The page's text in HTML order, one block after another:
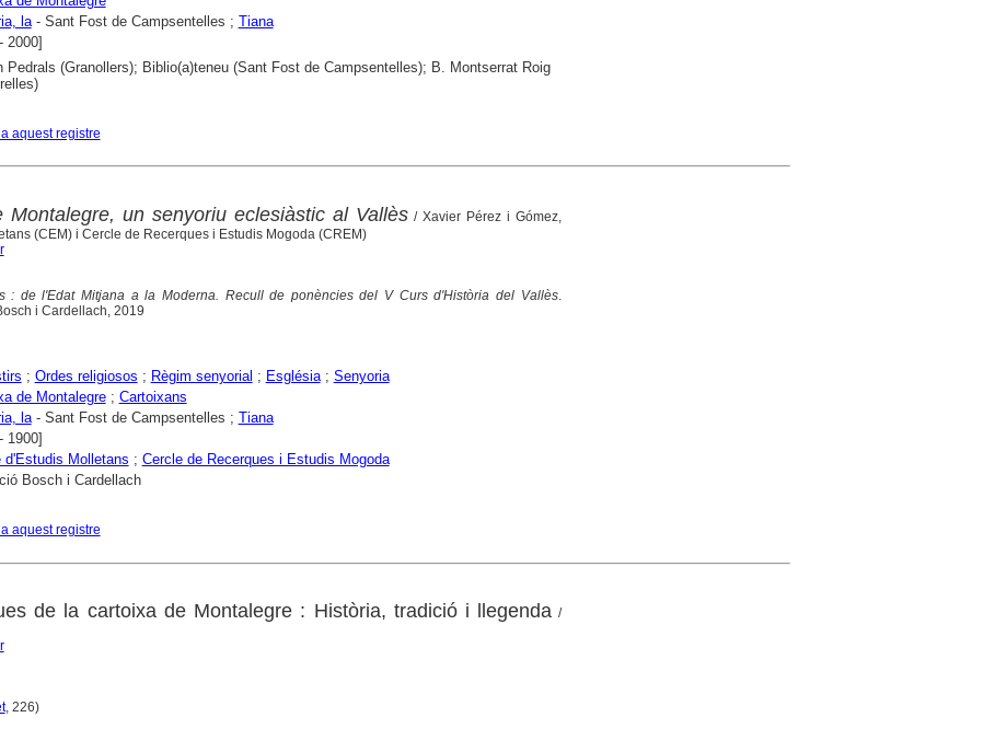
la- Sant Fost de Campsentelles ; Tiana
2000]
Pedrals (Granollers); Biblio(a)teneu (Sant Fost de Campsentelles); B. Montserrat Roig
aquest registre
Montalegre, un senyoriu eclesiàstic al Vallès/ Xavier Pérez i Gómez,
(CEM) i Cercle de Recerques i Estudis Mogoda (CREM)
: de l'Edat Mitjana a la Moderna. Recull de ponències del V Curs d'Història del Vallès.
i Cardellach, 2019
; Ordes religiosos ; Règim senyorial ; Església; Senyoria
de Montalegre; Cartoixans
la- Sant Fost de Campsentelles ; Tiana
1900]
d'Estudis Molletans ; Cercle de Recerques i Estudis Mogoda
Bosch i Cardellach
aquest registre
de la cartoixa de Montalegre : Història, tradició i llegenda /
, 226)